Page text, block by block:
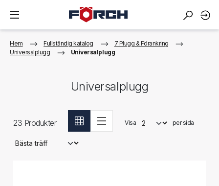
Hem Fullständig katalog
7 Plugg & Förankring
Universalplugg
Universalplugg
Universalplugg
23 Produkter Visa per sida